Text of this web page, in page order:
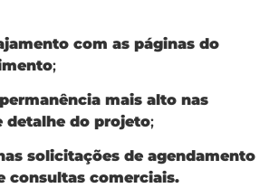
com as páginas do
;
mais alto nas
detalhe do projeto;
solicitações de agendamento
consultas comerciais.